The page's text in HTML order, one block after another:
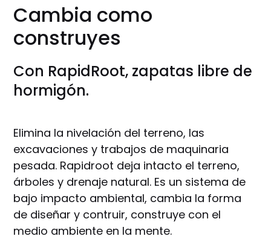
Cambia como
construyes
Con RapidRoot, zapatas libre de
hormigón.
Elimina la nivelación del terreno, las
excavaciones y trabajos de maquinaria
pesada. Rapidroot deja intacto el terreno,
árboles y drenaje natural. Es un sistema de
bajo impacto ambiental, cambia la forma
de diseñar y contruir, construye con el
medio ambiente en la mente.